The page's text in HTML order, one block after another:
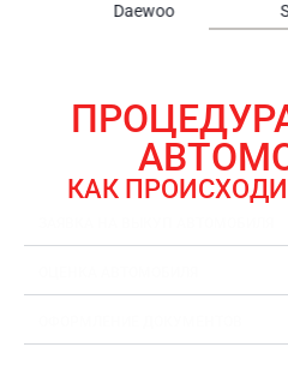
Samsung
КАК